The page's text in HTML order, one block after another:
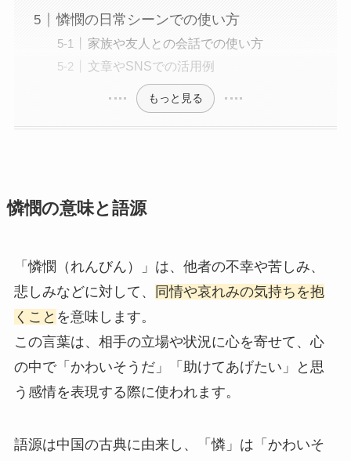
憐憫の日常シーンでの使い方
家族や友人との会話での使い方
文章やSNSでの活用例
もっと見る
憐憫の意味と語源
「憐憫（れんびん）」は、他者の不幸や苦しみ、
悲しみなどに対して、
同情や哀れみの気持ちを抱
くこと を意味します。
この言葉は、相手の立場や状況に心を寄せて、心
の中で「かわいそうだ」「助けてあげたい」と思
う感情を表現する際に使われます。
語源は中国の古典に由来し、「憐」は「かわいそ